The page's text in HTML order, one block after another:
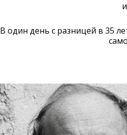
В один день с разницей в 35